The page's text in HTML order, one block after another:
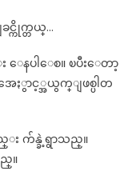
င္ကိုက္တယ္…
ေနပါေစ။ ၿပီးေတာ့
ႏွာင့္အယွက္ျဖစ္ပါတ
း က်န္ခဲ့ရွာသည္။
။